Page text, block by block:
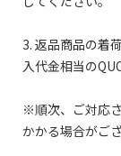
3. 返品商品の着
入代金相当の
※順次、ご対応
かかる場合がご